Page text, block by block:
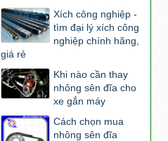
Xích công nghiệp -
tìm đại lý xích công
nghiệp chính hãng,
giá rẻ
Khi nào cần thay
nhông sên đĩa cho
xe gắn máy
Cách chọn mua
nhông sên đĩa